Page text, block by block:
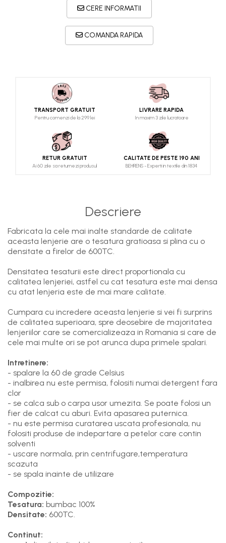
CERE INFORMATII
COMANDA RAPIDA
TRANSPORT GRATUIT
Pentru comenzi de la 299 lei
LIVRARE RAPIDA
In maxim 3 zile lucratoare
RETUR GRATUIT
Ai 60 zile sa returnezi produsul
CALITATE DE PESTE 190 ANI
BEHRENS - Experti in textile din 1834
Descriere
Fabricata la cele mai inalte standarde de calitate
aceasta lenjerie are o tesatura gratioasa si plina cu o
densitate a firelor de 600TC.
Densitatea tesaturii este direct proportionala cu
calitatea lenjeriei, astfel cu cat tesatura este mai densa
cu atat lenjeria este de mai mare calitate.
Cumpara cu incredere aceasta lenjerie si vei fi surprins
de calitatea superioara, spre deosebire de majoritatea
lenjeriilor care se comercializeaza in Romania si care de
cele mai multe ori se pot arunca dupa primele spalari.
Intretinere:
- spalare la 60 de grade Celsius
- inalbirea nu este permisa, folositi numai detergent fara
clor
- se calca sub o carpa usor umezita. Se poate folosi un
fier de calcat cu aburi. Evita apasarea puternica.
- nu este permisa curatarea uscata profesionala, nu
folositi produse de indepartare a petelor care contin
solventi
- uscare normala, prin centrifugare,temperatura
scazuta
- se spala inainte de utilizare
Compozitie:
Tesatura: bumbac 100%
Densitate: 600TC.
Continut: